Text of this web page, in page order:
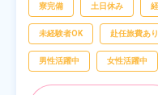
査,物流
寮完備 土日休み
未経験者OK 赴任旅費あり
男性活躍中 女性活躍中